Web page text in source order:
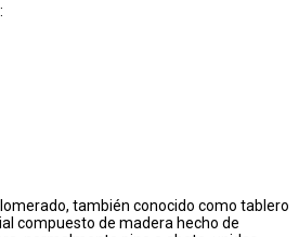
también conocido como tablero
compuesto de madera hecho de